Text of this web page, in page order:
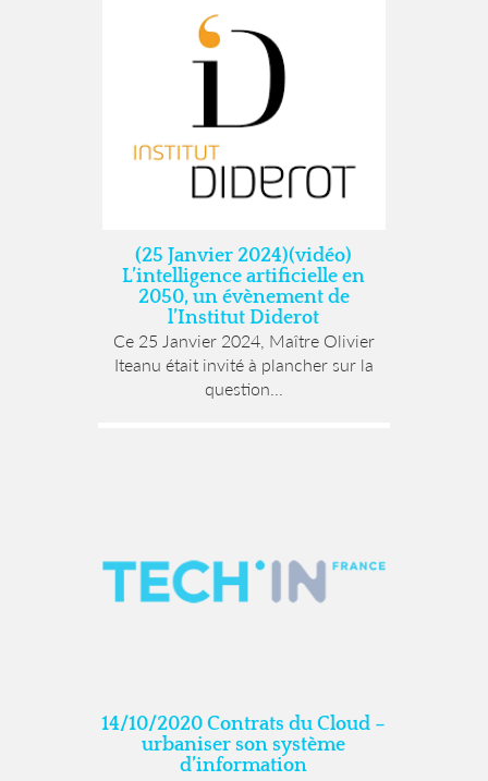
(25 Janvier 2024)(vidéo)
L’intelligence artificielle en
2050, un évènement de
l’Institut Diderot
Ce 25 Janvier 2024, Maître Olivier
Iteanu était invité à plancher sur la
question...
14/10/2020 Contrats du Cloud –
urbaniser son système
d’information